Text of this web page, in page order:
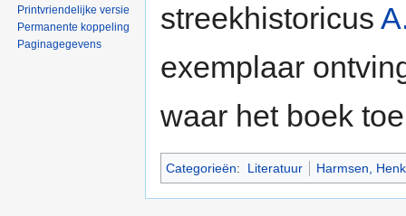
streekhistoricus
exemplaar
waar het boek
Categorieën: Literatuur Harmsen, Henk
Printvriendelijke versie
Permanente koppeling
Paginagegevens